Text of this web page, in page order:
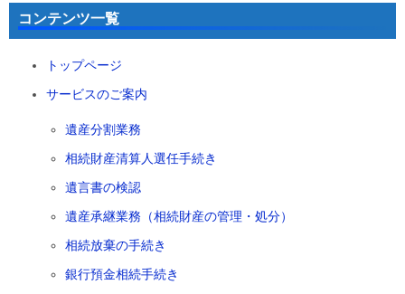
コンテンツ一覧
トップページ
サービスのご案内
遺産分割業務
相続財産清算人選任手続き
遺言書の検認
遺産承継業務（相続財産の管理・処分）
相続放棄の手続き
銀行預金相続手続き